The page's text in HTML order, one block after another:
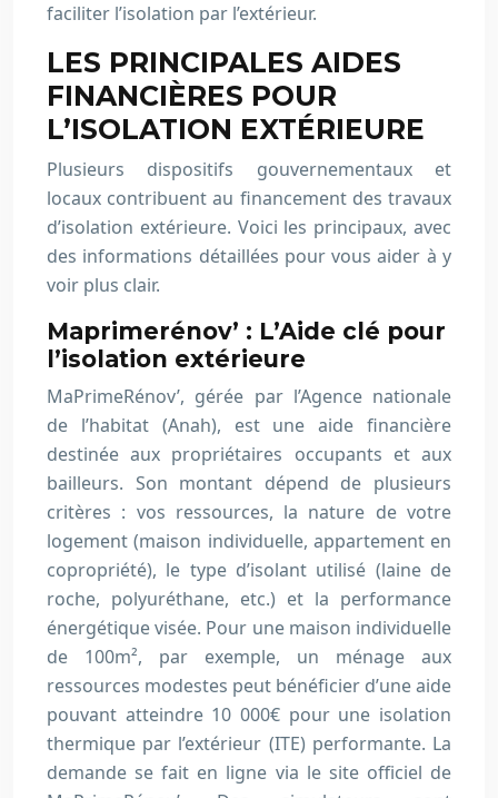
faciliter l’isolation par l’extérieur.
LES PRINCIPALES AIDES
FINANCIÈRES POUR
L’ISOLATION EXTÉRIEURE
Plusieurs dispositifs gouvernementaux et
locaux contribuent au financement des travaux
d’isolation extérieure. Voici les principaux, avec
des informations détaillées pour vous aider à y
voir plus clair.
Maprimerénov’ : L’Aide clé pour
l’isolation extérieure
MaPrimeRénov’, gérée par l’Agence nationale
de l’habitat (Anah), est une aide financière
destinée aux propriétaires occupants et aux
bailleurs. Son montant dépend de plusieurs
critères : vos ressources, la nature de votre
logement (maison individuelle, appartement en
copropriété), le type d’isolant utilisé (laine de
roche, polyuréthane, etc.) et la performance
énergétique visée. Pour une maison individuelle
de 100m², par exemple, un ménage aux
ressources modestes peut bénéficier d’une aide
pouvant atteindre 10 000€ pour une isolation
thermique par l’extérieur (ITE) performante. La
demande se fait en ligne via le site officiel de